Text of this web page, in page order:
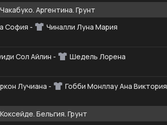
Аргентина. Грунт
София - Чиналли Луна Мария
Сол Айлин - Шедель Лорена
Лучиана - Гобби Монллау Ана Виктория
Бельгия. Грунт